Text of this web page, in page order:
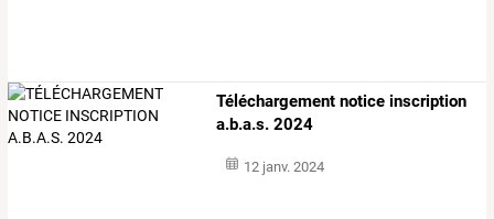
Téléchargement notice inscription
a.b.a.s. 2024
12 janv. 2024